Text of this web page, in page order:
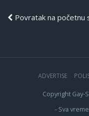
Povratak na početnu
ADVERTISE
Copyright Gay-
- Sva